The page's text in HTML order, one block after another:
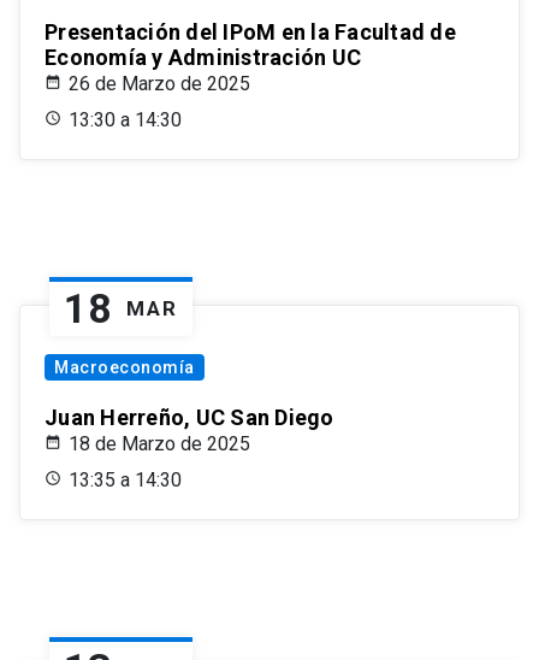
Presentación del IPoM en la Facultad de
Economía y Administración UC
26 de Marzo de 2025
13:30 a 14:30
18 MAR
Macroeconomía
Juan Herreño, UC San Diego
18 de Marzo de 2025
13:35 a 14:30